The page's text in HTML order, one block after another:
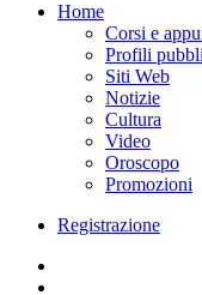
Home
Corsi e
Profili
Siti Web
Notizie
Cultura
Video
Oroscopo
Promozioni
Registrazione